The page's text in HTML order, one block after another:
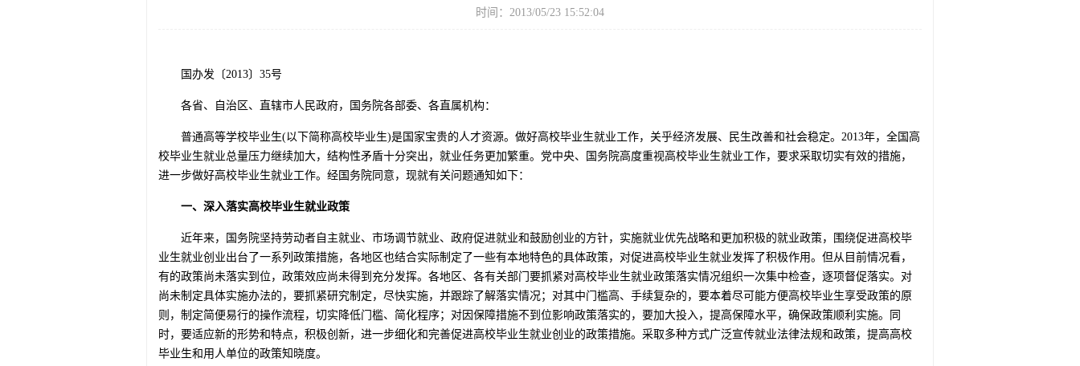
时间：2013/05/23 15:52:04
国办发〔2013〕35号
各省、自治区、直辖市人民政府，国务院各部委、各直属机构：
普通高等学校毕业生(以下简称高校毕业生)是国家宝贵的人才资源。做好高校毕业生就业工作，关乎经济发展、民生改善和社会稳定。2013年，全国高
校毕业生就业总量压力继续加大，结构性矛盾十分突出，就业任务更加繁重。党中央、国务院高度重视高校毕业生就业工作，要求采取切实有效的措施，
进一步做好高校毕业生就业工作。经国务院同意，现就有关问题通知如下：
一、深入落实高校毕业生就业政策
近年来，国务院坚持劳动者自主就业、市场调节就业、政府促进就业和鼓励创业的方针，实施就业优先战略和更加积极的就业政策，围绕促进高校毕
业生就业创业出台了一系列政策措施，各地区也结合实际制定了一些有本地特色的具体政策，对促进高校毕业生就业发挥了积极作用。但从目前情况看，
有的政策尚未落实到位，政策效应尚未得到充分发挥。各地区、各有关部门要抓紧对高校毕业生就业政策落实情况组织一次集中检查，逐项督促落实。对
尚未制定具体实施办法的，要抓紧研究制定，尽快实施，并跟踪了解落实情况；对其中门槛高、手续复杂的，要本着尽可能方便高校毕业生享受政策的原
则，制定简便易行的操作流程，切实降低门槛、简化程序；对因保障措施不到位影响政策落实的，要加大投入，提高保障水平，确保政策顺利实施。同
时，要适应新的形势和特点，积极创新，进一步细化和完善促进高校毕业生就业创业的政策措施。采取多种方式广泛宣传就业法律法规和政策，提高高校
毕业生和用人单位的政策知晓度。